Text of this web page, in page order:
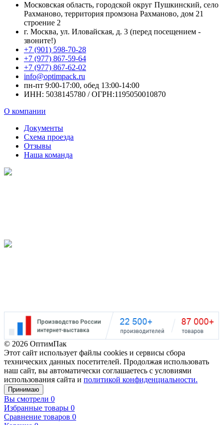
Московская область, городской округ Пушкинский, село
Рахманово, территория промзона Рахманово, дом 21
строение 2
г. Москва, ул. Иловайская, д. 3 (перед посещением -
звоните!)
+7 (901) 598-70-28
+7 (977) 867-59-64
+7 (977) 867-62-02
info@optimpack.ru
пн-пт 9:00-17:00, обед 13:00-14:00
ИНН: 5038145780 / ОГРН:1195050010870
О компании
Документы
Схема проезда
Отзывы
Наша команда
© 2026 ОптимПак
Этот сайт использует файлы cookies и сервисы сбора
технических данных посетителей. Продолжая использовать
наш сайт, вы автоматически соглашаетесь с условиями
использования сайта и политикой конфиденциальности.
Принимаю
Вы смотрели 0
Избранные товары 0
Сравнение товаров 0